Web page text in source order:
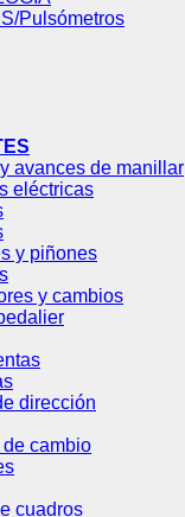
Pulsómetros
avances de manillar
eléctricas
y piñones
y cambios
dirección
de cambio
cuadros